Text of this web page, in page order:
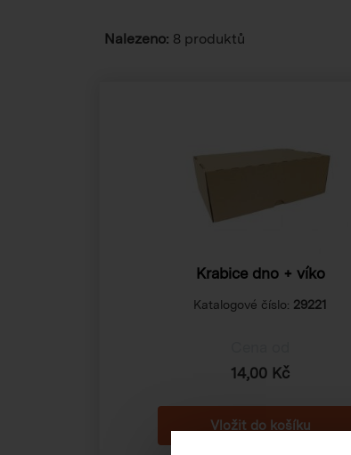
Nalezeno: 8 produktů
Krabice dno + víko
Katalogové číslo: 29221
14,00 Kč